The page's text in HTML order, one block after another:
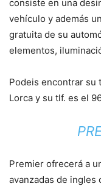
consiste en una
vehículo y además
gratuita de su
elementos,
Podeis encontrar su
Lorca y su tlf. es el
Premier ofrecerá a
avanzadas de ingles